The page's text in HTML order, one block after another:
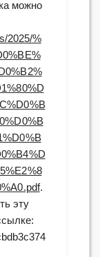
можно
2025/%
.
эту